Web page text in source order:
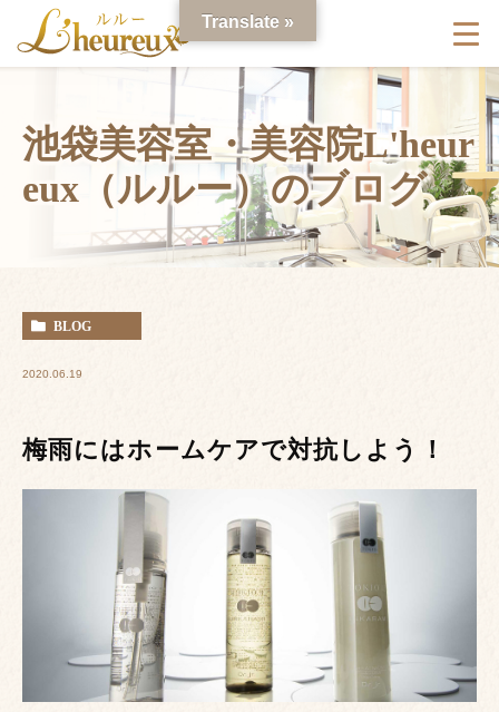
池袋美容室・美容院L'heur
eux（ルルー）のブログ
BLOG
2020.06.19
梅雨にはホームケアで対抗しよう！
Translate »